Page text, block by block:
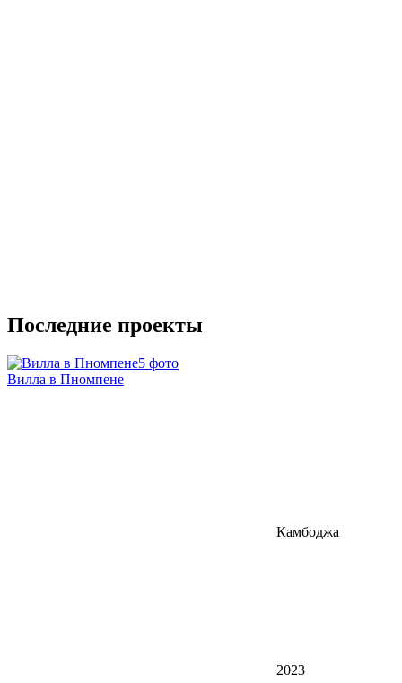
Последние проекты
5 фото
Вилла в Пномпене
Камбоджа
2023